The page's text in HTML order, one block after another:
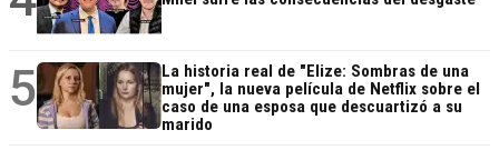
5
La historia real de "Elize: Sombras de una
mujer", la nueva película de Netflix sobre el
caso de una esposa que descuartizó a su
marido